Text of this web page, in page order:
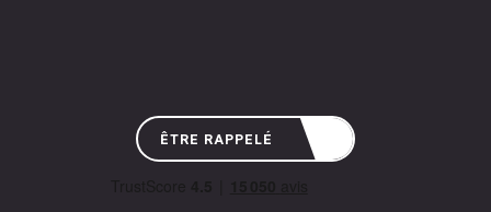
ÊTRE RAPPELÉ